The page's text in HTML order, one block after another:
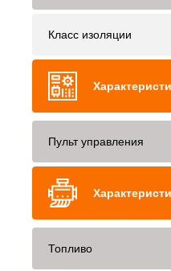
Класс изоляции
Пульт управления
Топливо